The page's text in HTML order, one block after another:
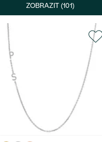
ZOBRAZIT (101)
32 800 Kč